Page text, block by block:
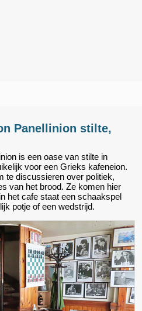
Panellinion stilte,
is een oase van stilte in
voor een Grieks kafeneion.
te discussieren over politiek,
van het brood. Ze komen hier
het cafe staat een schaakspel
potje of een wedstrijd.